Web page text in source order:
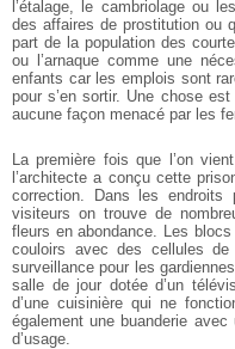
l’étalage, le cambriolage ou
des affaires de prostitution ou
part de la population des
ou l’arnaque comme une
enfants car les emplois sont
pour s’en sortir. Une chose
aucune façon menacé par les
La première fois que l’on
l’architecte a conçu cette
correction. Dans les endroits
visiteurs on trouve de
fleurs en abondance. Les
couloirs avec des cellules
surveillance pour les
salle de jour dotée d’un
d’une cuisinière qui ne
également une buanderie
d’usage.